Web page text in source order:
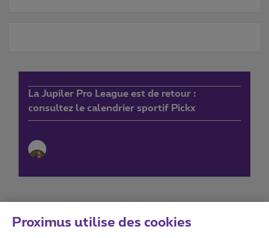
La Jupiler Pro League est de retour :
consultez le calendrier sportif Pickx
Proximus utilise des cookies